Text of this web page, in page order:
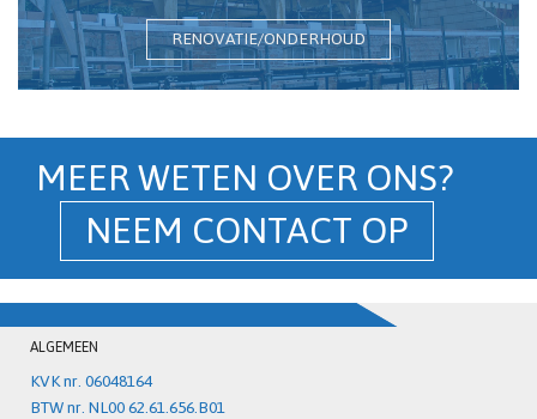
RENOVATIE/ONDERHOUD
MEER WETEN OVER ONS?
NEEM CONTACT OP
ALGEMEEN
KVK nr. 06048164
BTW nr. NL00 62.61.656.B01